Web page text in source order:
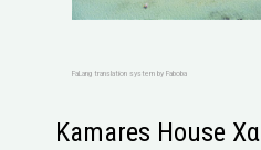
FaLang translation system by Faboba
Kamares House